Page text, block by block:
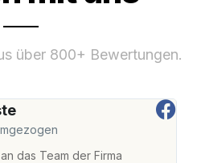
über 800+ Bewertungen.
das Team der Firma